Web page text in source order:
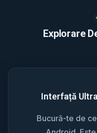
Explorare
Interfață
Bucură-te de